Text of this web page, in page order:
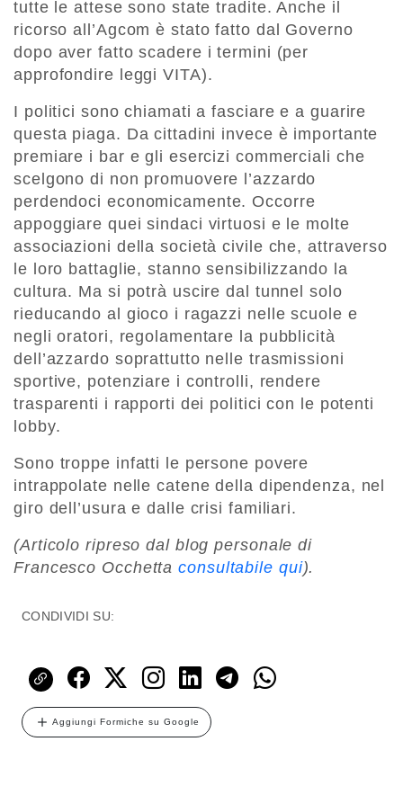
tutte le attese sono state tradite. Anche il
ricorso all’Agcom è stato fatto dal Governo
dopo aver fatto scadere i termini (per
approfondire leggi VITA).
I politici sono chiamati a fasciare e a guarire
questa piaga. Da cittadini invece è importante
premiare i bar e gli esercizi commerciali che
scelgono di non promuovere l’azzardo
perdendoci economicamente. Occorre
appoggiare quei sindaci virtuosi e le molte
associazioni della società civile che, attraverso
le loro battaglie, stanno sensibilizzando la
cultura. Ma si potrà uscire dal tunnel solo
rieducando al gioco i ragazzi nelle scuole e
negli oratori, regolamentare la pubblicità
dell’azzardo soprattutto nelle trasmissioni
sportive, potenziare i controlli, rendere
trasparenti i rapporti dei politici con le potenti
lobby.
Sono troppe infatti le persone povere
intrappolate nelle catene della dipendenza, nel
giro dell’usura e dalle crisi familiari.
(Articolo ripreso dal blog personale di
Francesco Occhettaconsultabile qui).
CONDIVIDI SU:
Aggiungi Formiche su Google